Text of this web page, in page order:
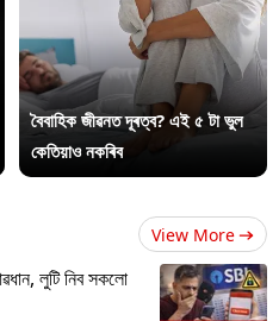
বৈবাহিক জীৱনত দূৰত্ব? এই ৫ টা ভুল
কেতিয়াও নকৰিব
View More
লুটি নিব সকলো